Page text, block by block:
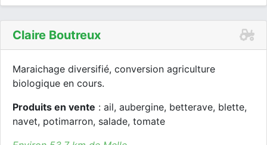
Claire Boutreux
Maraichage diversifié, conversion agriculture
biologique en cours.
Produits en vente : ail, aubergine, betterave, blette,
navet, potimarron, salade, tomate